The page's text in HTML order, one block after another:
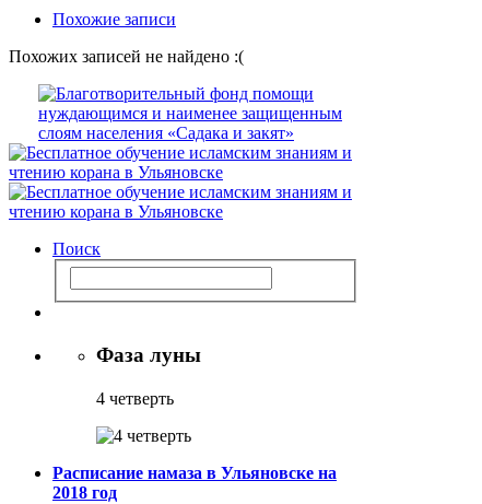
Похожие записи
Похожих записей не найдено :(
Поиск
Фаза луны
4 четверть
Расписание намаза в Ульяновске на
2018 год